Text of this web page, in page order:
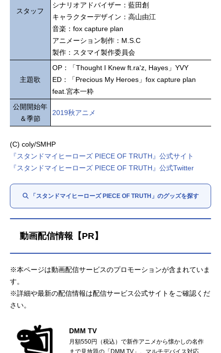
スタッフ
シナリオアドバイザー：藍田創
キャラクターデザイン：高山由江
音楽：fox capture plan
アニメーション制作：M.S.C
製作：スタマイ製作委員会
主題歌
OP：「Thought I Knew ft.ra'z, Hayes」YVY
ED：「Precious My Heroes」fox capture plan
feat.宮本一粋
公開開始年
＆季節
2019秋アニメ
(C) coly/SMHP
『スタンドマイヒーローズ PIECE OF TRUTH』公式サイト
『スタンドマイヒーローズ PIECE OF TRUTH』公式Twitter
「スタンドマイヒーローズ PIECE OF TRUTH」のグッズを探す
動画配信情報【PR】
※本ページは動画配信サービスのプロモーションが含まれていま
す。
※詳細や最新の配信情報は配信サービス公式サイトをご確認くだ
さい。
DMM TV
月額550円（税込）で新作アニメから懐かしの名作
まで見放題の「DMM TV」。マルチデバイス対応